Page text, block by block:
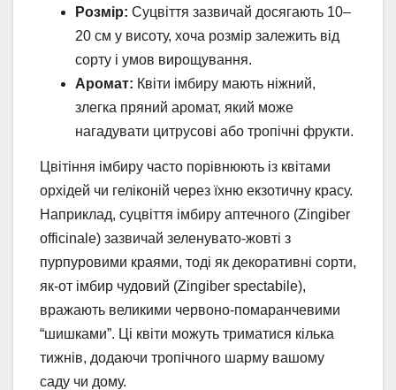
Розмір: Суцвіття зазвичай досягають 10–
20 см у висоту, хоча розмір залежить від
сорту і умов вирощування.
Аромат: Квіти імбиру мають ніжний,
злегка пряний аромат, який може
нагадувати цитрусові або тропічні фрукти.
Цвітіння імбиру часто порівнюють із квітами
орхідей чи геліконій через їхню екзотичну красу.
Наприклад, суцвіття імбиру аптечного (Zingiber
officinale) зазвичай зеленувато-жовті з
пурпуровими краями, тоді як декоративні сорти,
як-от імбир чудовий (Zingiber spectabile),
вражають великими червоно-помаранчевими
“шишками”. Ці квіти можуть триматися кілька
тижнів, додаючи тропічного шарму вашому
саду чи дому.